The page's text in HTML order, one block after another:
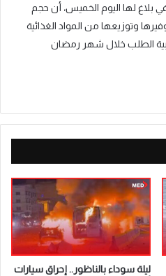
بلاغ لها اليوم الخميس، أن حجم
وتوزيعها من المواد الغذائية
الطلب خلال شهر رمضان
ليلة سوداء بالناظور.. إحراق سيارات